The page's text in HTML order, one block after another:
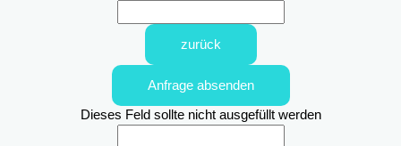
zurück
Anfrage absenden
Dieses Feld sollte nicht ausgefüllt werden